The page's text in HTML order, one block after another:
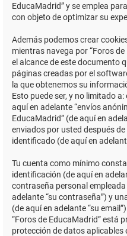
EducaMadrid” y se emplea
con objeto de optimizar su
Además podemos crear
mientras navega por “Foros
el alcance de este documento
páginas creadas por el
la que obtenemos su
Esto puede ser, y no limitado
aquí en adelante “envíos
EducaMadrid” (de aquí en
enviados por usted después
identificado (de aquí en
Tu cuenta como mínimo
identificación (de aquí en
contraseña personal
adelante “su contraseña”) y
(de aquí en adelante “su
“Foros de EducaMadrid” está
protección de datos aplicables